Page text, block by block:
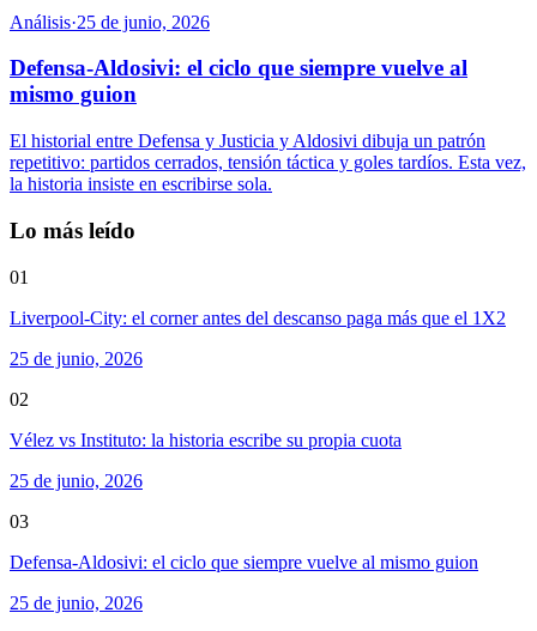
Análisis·25 de junio, 2026
Defensa-Aldosivi: el ciclo que siempre vuelve al
mismo guion
El historial entre Defensa y Justicia y Aldosivi dibuja un patrón
repetitivo: partidos cerrados, tensión táctica y goles tardíos. Esta vez,
la historia insiste en escribirse sola.
Lo más leído
01
Liverpool-City: el corner antes del descanso paga más que el 1X2
25 de junio, 2026
02
Vélez vs Instituto: la historia escribe su propia cuota
25 de junio, 2026
03
Defensa-Aldosivi: el ciclo que siempre vuelve al mismo guion
25 de junio, 2026